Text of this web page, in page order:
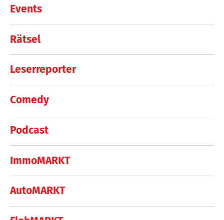
Events
Rätsel
Leserreporter
Comedy
Podcast
ImmoMARKT
AutoMARKT